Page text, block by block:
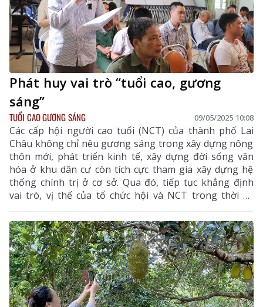
Phát huy vai trò “tuổi cao, gương
sáng”
TUỔI CAO GƯƠNG SÁNG 09/05/2025 10:08
Các cấp hội người cao tuổi (NCT) của thành phố Lai
Châu không chỉ nêu gương sáng trong xây dựng nông
thôn mới, phát triển kinh tế, xây dựng đời sống văn
hóa ở khu dân cư còn tích cực tham gia xây dựng hệ
thống chính trị ở cơ sở. Qua đó, tiếp tục khẳng định
vai trò, vị thế của tổ chức hội và NCT trong thời kỳ
mới.